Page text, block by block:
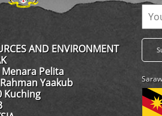
AND ENVIRONMENT
Pelita
Yaakub
Kuching